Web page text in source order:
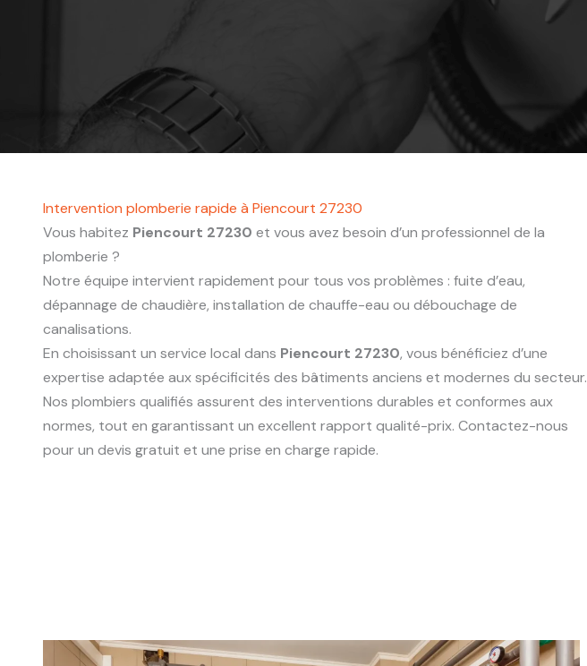
Intervention plomberie rapide à Piencourt 27230
Vous habitez Piencourt 27230 et vous avez besoin d’un professionnel de la
plomberie ?
Notre équipe intervient rapidement pour tous vos problèmes : fuite d’eau,
dépannage de chaudière, installation de chauffe-eau ou débouchage de
canalisations.
En choisissant un service local dans Piencourt 27230, vous bénéficiez d’une
expertise adaptée aux spécificités des bâtiments anciens et modernes du secteur.
Nos plombiers qualifiés assurent des interventions durables et conformes aux
normes, tout en garantissant un excellent rapport qualité-prix. Contactez-nous
pour un devis gratuit et une prise en charge rapide.